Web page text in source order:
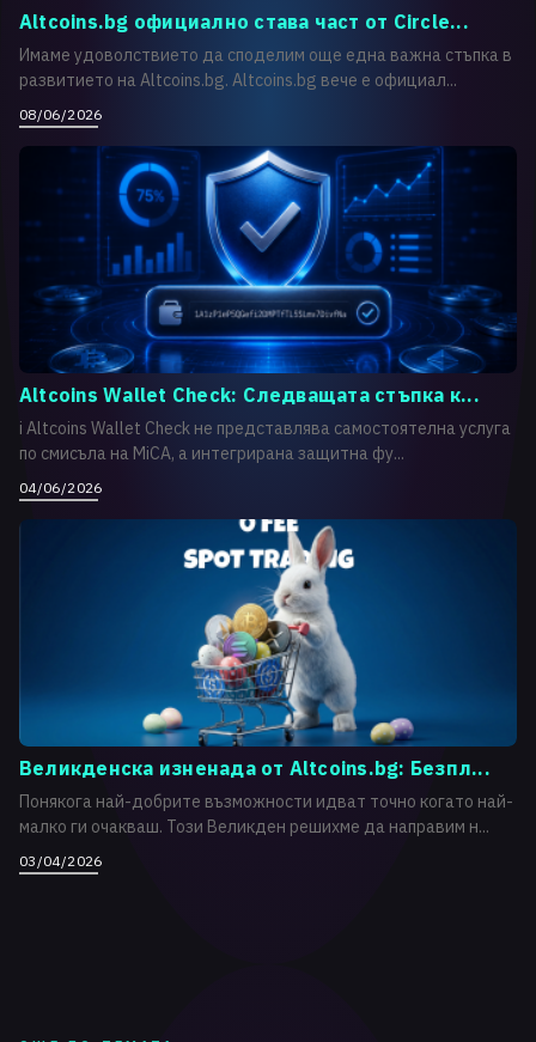
Altcoins.bg официално става част от Circle...
Имаме удоволствието да споделим още една важна стъпка в
развитието на Altcoins.bg. Altcoins.bg вече е официал...
08/06/2026
Altcoins Wallet Check: Следващата стъпка к...
i Altcoins Wallet Check не представлява самостоятелна услуга
по смисъла на MiCA, а интегрирана защитна фу...
04/06/2026
Великденска изненада от Altcoins.bg: Безпл...
Понякога най-добрите възможности идват точно когато най-
малко ги очакваш. Този Великден решихме да направим н...
03/04/2026